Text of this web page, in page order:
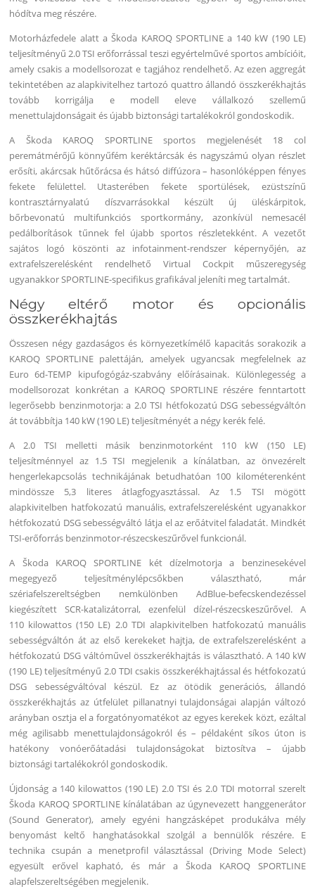
hódítva meg részére.
Motorházfedele alatt a Škoda KAROQ SPORTLINE a 140 kW (190 LE)
teljesítményű 2.0 TSI erőforrással teszi egyértelművé sportos ambícióit,
amely csakis a modellsorozat e tagjához rendelhető. Az ezen aggregát
tekintetében az alapkivitelhez tartozó quattro állandó összkerékhajtás
tovább korrigálja e modell eleve vállalkozó szellemű
menettulajdonságait és újabb biztonsági tartalékokról gondoskodik.
A Škoda KAROQ SPORTLINE sportos megjelenését 18 col
peremátmérőjű könnyűfém keréktárcsák és nagyszámú olyan részlet
erősíti, akárcsak hűtőrácsa és hátsó diffúzora – hasonlóképpen fényes
fekete felülettel. Utasterében fekete sportülések, ezüstszínű
kontrasztárnyalatú díszvarrásokkal készült új üléskárpitok,
bőrbevonatú multifunkciós sportkormány, azonkívül nemesacél
pedálborítások tűnnek fel újabb sportos részletekként. A vezetőt
sajátos logó köszönti az infotainment-rendszer képernyőjén, az
extrafelszerelésként rendelhető Virtual Cockpit műszeregység
ugyanakkor SPORTLINE-specifikus grafikával jeleníti meg tartalmát.
Négy eltérő motor és opcionális
összkerékhajtás
Összesen négy gazdaságos és környezetkímélő kapacitás sorakozik a
KAROQ SPORTLINE palettáján, amelyek ugyancsak megfelelnek az
Euro 6d-TEMP kipufogógáz-szabvány előírásainak. Különlegesség a
modellsorozat konkrétan a KAROQ SPORTLINE részére fenntartott
legerősebb benzinmotorja: a 2.0 TSI hétfokozatú DSG sebességváltón
át továbbítja 140 kW (190 LE) teljesítményét a négy kerék felé.
A 2.0 TSI melletti másik benzinmotorként 110 kW (150 LE)
teljesítménnyel az 1.5 TSI megjelenik a kínálatban, az önvezérelt
hengerlekapcsolás technikájának betudhatóan 100 kilométerenként
mindössze 5,3 literes átlagfogyasztással. Az 1.5 TSI mögött
alapkivitelben hatfokozatú manuális, extrafelszerelésként ugyanakkor
hétfokozatú DSG sebességváltó látja el az erőátvitel faladatát. Mindkét
TSI-erőforrás benzinmotor-részecskeszűrővel funkcionál.
A Škoda KAROQ SPORTLINE két dízelmotorja a benzinesekével
megegyező teljesítménylépcsőkben választható, már
szériafelszereltségben nemkülönben AdBlue-befecskendezéssel
kiegészített SCR-katalizátorral, ezenfelül dízel-részecskeszűrővel. A
110 kilowattos (150 LE) 2.0 TDI alapkivitelben hatfokozatú manuális
sebességváltón át az első kerekeket hajtja, de extrafelszerelésként a
hétfokozatú DSG váltóművel összkerékhajtás is választható. A 140 kW
(190 LE) teljesítményű 2.0 TDI csakis összkerékhajtással és hétfokozatú
DSG sebességváltóval készül. Ez az ötödik generációs, állandó
összkerékhajtás az útfelület pillanatnyi tulajdonságai alapján változó
arányban osztja el a forgatónyomatékot az egyes kerekek közt, ezáltal
még agilisabb menettulajdonságokról és – példaként síkos úton is
hatékony vonóerőátadási tulajdonságokat biztosítva – újabb
biztonsági tartalékokról gondoskodik.
Újdonság a 140 kilowattos (190 LE) 2.0 TSI és 2.0 TDI motorral szerelt
Škoda KAROQ SPORTLINE kínálatában az úgynevezett hanggenerátor
(Sound Generator), amely egyéni hangzásképet produkálva mély
benyomást keltő hanghatásokkal szolgál a bennülők részére. E
technika csupán a menetprofil választással (Driving Mode Select)
egyesült erővel kapható, és már a Škoda KAROQ SPORTLINE
alapfelszereltségében megjelenik.